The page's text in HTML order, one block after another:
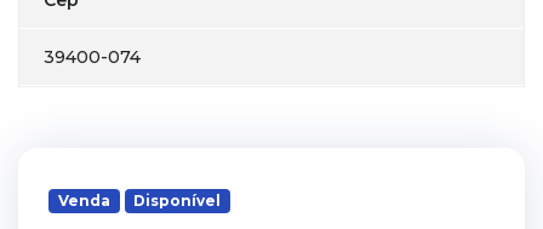
39400-074
Venda Disponível